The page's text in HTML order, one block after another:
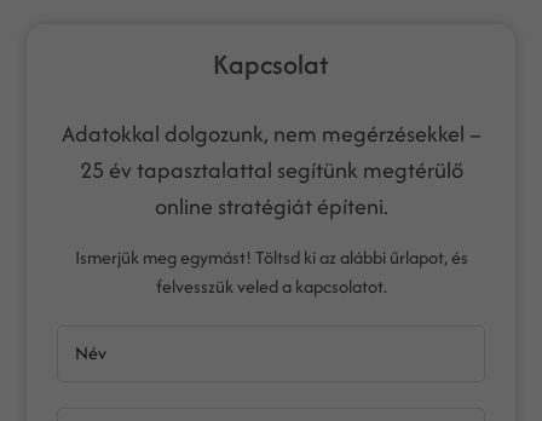
Kapcsolat
Adatokkal dolgozunk, nem megérzésekkel –
25 év tapasztalattal segítünk megtérülő
online stratégiát építeni.
Ismerjük meg egymást! Töltsd ki az alábbi űrlapot, és
felvesszük veled a kapcsolatot.
Név